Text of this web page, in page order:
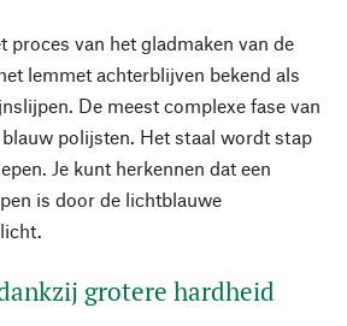
proces van het gladmaken van de
lemmet achterblijven bekend als
De meest complexe fase van
polijsten. Het staal wordt stap
Je kunt herkennen dat een
is door de lichtblauwe
grotere hardheid